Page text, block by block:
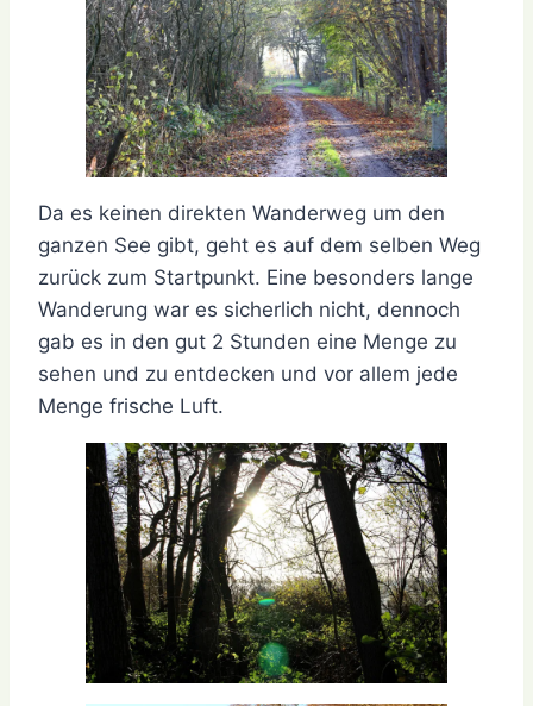
Da es keinen direkten Wanderweg um den
ganzen See gibt, geht es auf dem selben Weg
zurück zum Startpunkt. Eine besonders lange
Wanderung war es sicherlich nicht, dennoch
gab es in den gut 2 Stunden eine Menge zu
sehen und zu entdecken und vor allem jede
Menge frische Luft.